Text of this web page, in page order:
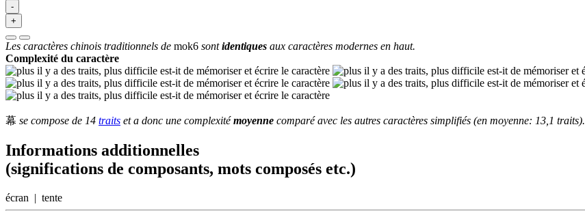
-
+
Les caractères chinois traditionnels de mok6 sontidentiques aux caractères modernes en haut.
Complexité du caractère
幕 se compose de 14 traits et a donc une complexitémoyenne comparé avec les autres caractères simplifiés (en moyenne: 13,1 traits).
Informations additionnelles
(significations de composants, mots composés etc.)
écran | tente